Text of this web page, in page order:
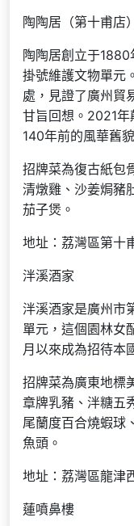
陶陶居（第十甫店）
陶陶居創立于
掛號維護文物單元
處，見證了廣州貿
甘旨回想。2021
140年前的風華舊貌
招牌菜為復古紙包
清燉雞、沙姜焗豬
茄子煲。
地址：荔灣區第十
泮溪酒家
泮溪酒家是廣州市
單元，這個園林女
月以來成為招待本
招牌菜為廣東地標
章牌乳豬、泮糖五
尾蘭度百合燒蝦球
魚頭。
地址：荔灣區龍津
蓮噴鼻樓